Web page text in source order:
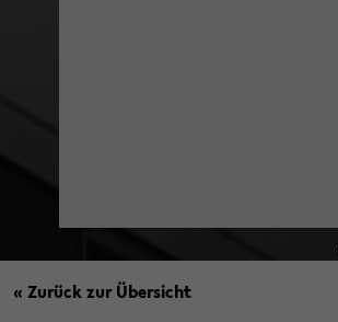
« Zurück zur Übersicht